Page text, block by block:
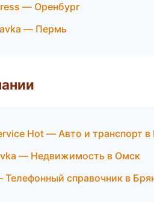
— Оренбург
— Пермь
Hot — Авто и транспорт в
— Недвижимость в Омск
справочник в